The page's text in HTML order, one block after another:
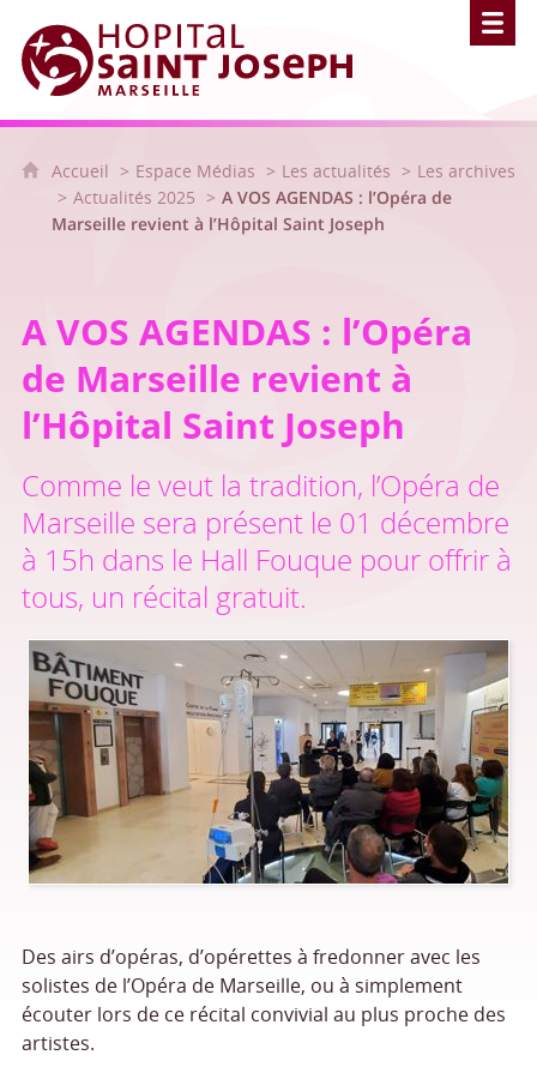
Hôpital Saint Joseph - Marseille
Accueil Espace Médias Les actualités
Les archives
Actualités 2025
A VOS AGENDAS : l’Opéra de
Marseille revient à l’Hôpital Saint Joseph
A VOS AGENDAS : l’Opéra
de Marseille revient à
l’Hôpital Saint Joseph
Comme le veut la tradition, l’Opéra de
Marseille sera présent le 01 décembre
à 15h dans le Hall Fouque pour offrir à
tous, un récital gratuit.
Des airs d’opéras, d’opérettes à fredonner avec les
solistes de l’Opéra de Marseille, ou à simplement
écouter lors de ce récital convivial au plus proche des
artistes.